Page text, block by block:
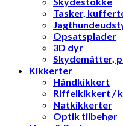
Tasker,
Opsatsplader
3D dyr
Skydemåtter,
Kikkerter
Håndkikkert
Riffelkikkert /
Natkikkerter
Optik tilbehør